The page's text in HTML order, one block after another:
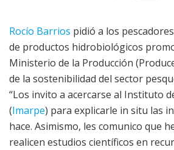
Rocío Barrios pidió a los
de productos hidrobiológicos
Ministerio de la Producción
de la sostenibilidad del sector
“Los invito a acercarse al Instituto
(Imarpe) para explicarle in situ las
hace. Asimismo, les comunico que
realicen estudios científicos en